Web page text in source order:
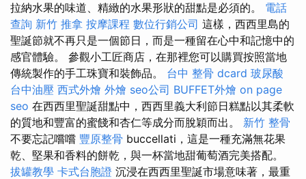
拉納水果的味道、精緻的水果形狀的甜點是必須的。 電話
查詢 新竹 推拿 按摩課程 數位行銷公司 這樣，西西里島的
聖誕節就不再只是一個節日，而是一種留在心中和記憶中的
感官體驗。 參觀小工匠商店，在那裡您可以購買按照當地
傳統製作的手工珠寶和裝飾品。 台中 整骨 dcard 玻尿酸
台中油壓 西式外燴 外燴 seo公司 BUFFET外燴 on page
seo 在西西里聖誕甜點中，西西里義大利節日糕點以其柔軟
的質地和豐富的蜜餞和杏仁等成分而脫穎而出。 新竹 整骨
不要忘記嚐嚐 豐原整骨 buccellati，這是一種充滿無花果
乾、堅果和香料的餅乾，與一杯當地甜葡萄酒完美搭配。
拔罐教學 卡式台胞證 沉浸在西西里聖誕市場意味著，最重